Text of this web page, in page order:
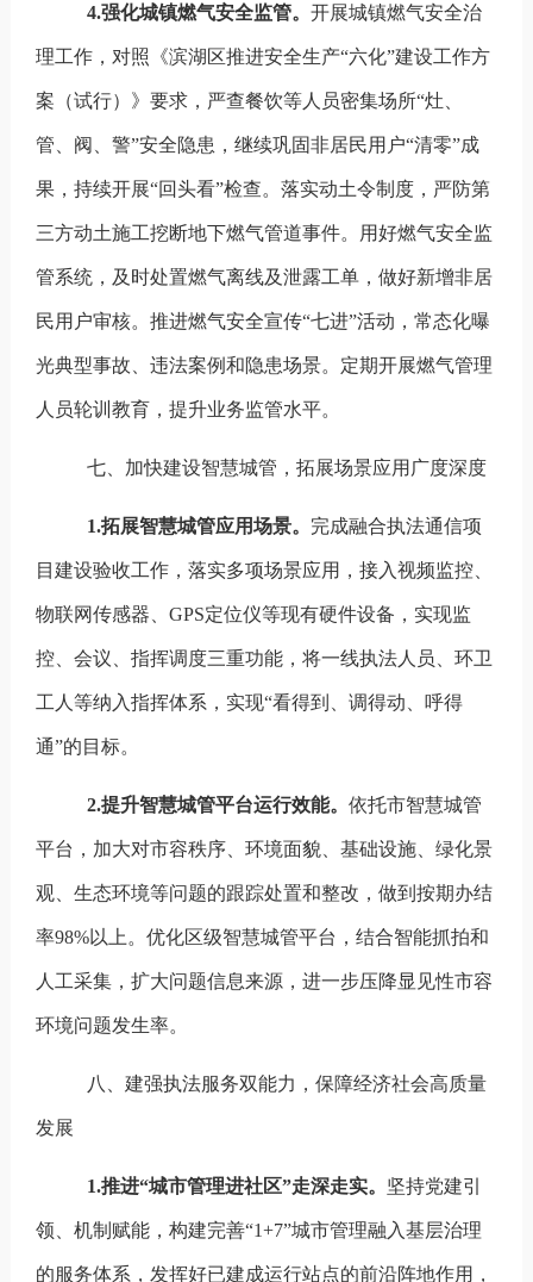
4.强化城镇燃气安全监管。 开展城镇燃气安全治
理工作，对照《滨湖区推进安全生产“六化”建设工作方
案（试行）》要求，严查餐饮等人员密集场所“灶、
管、阀、警”安全隐患，继续巩固非居民用户“清零”成
果，持续开展“回头看”检查。落实动土令制度，严防第
三方动土施工挖断地下燃气管道事件。用好燃气安全监
管系统，及时处置燃气离线及泄露工单，做好新增非居
民用户审核。推进燃气安全宣传“七进”活动，常态化曝
光典型事故、违法案例和隐患场景。定期开展燃气管理
人员轮训教育，提升业务监管水平。
七、加快建设智慧城管，拓展场景应用广度深度
1.拓展智慧城管应用场景。 完成融合执法通信项
目建设验收工作，落实多项场景应用，接入视频监控、
物联网传感器、GPS定位仪等现有硬件设备，实现监
控、会议、指挥调度三重功能，将一线执法人员、环卫
工人等纳入指挥体系，实现“看得到、调得动、呼得
通”的目标。
2.提升智慧城管平台运行效能。 依托市智慧城管
平台，加大对市容秩序、环境面貌、基础设施、绿化景
观、生态环境等问题的跟踪处置和整改，做到按期办结
率98%以上。优化区级智慧城管平台，结合智能抓拍和
人工采集，扩大问题信息来源，进一步压降显见性市容
环境问题发生率。
八、建强执法服务双能力，保障经济社会高质量
发展
1.推进“城市管理进社区”走深走实。 坚持党建引
领、机制赋能，构建完善“1+7”城市管理融入基层治理
的服务体系，发挥好已建成运行站点的前沿阵地作用，